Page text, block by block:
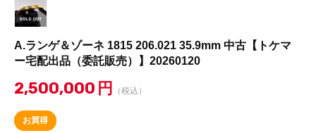
A.ランゲ＆ゾーネ 1815 206.021 35.9mm 中古【トケマ
ー宅配出品（委託販売）】20260120
2,500,000 円 （税込）
お買得